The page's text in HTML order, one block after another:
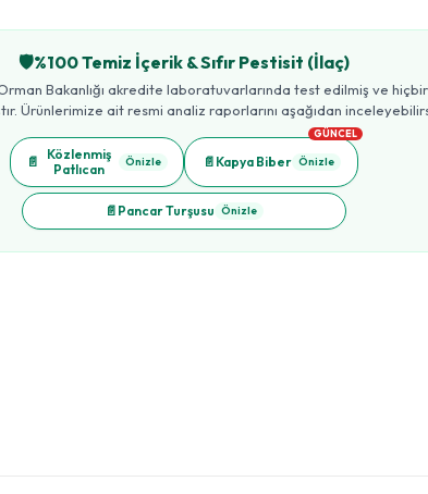
🛡️%100 Temiz İçerik & Sıfır Pestisit (İlaç)
Bakanlığı akredite laboratuvarlarında test edilmiş ve hiçbir
Ürünlerimize ait resmi analiz raporlarını aşağıdan
📄
Közlenmiş
Patlıcan
Önizle 📄 Kapya Biber
GÜNCEL
Önizle
📄 Pancar Turşusu Önizle